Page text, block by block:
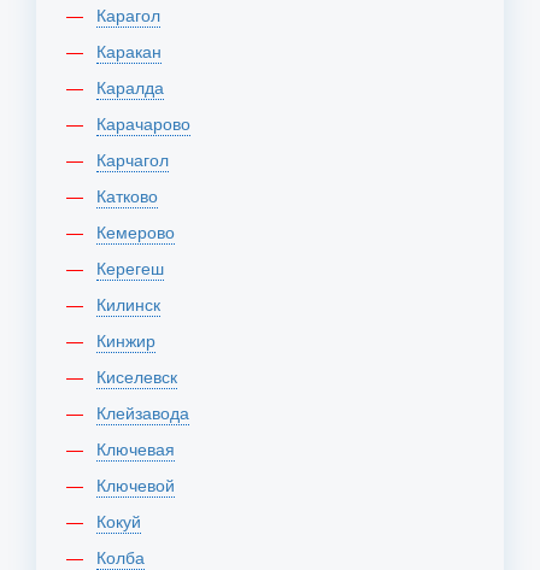
Карагол
Каракан
Каралда
Карачарово
Карчагол
Катково
Кемерово
Керегеш
Килинск
Кинжир
Киселевск
Клейзавода
Ключевая
Ключевой
Кокуй
Колба